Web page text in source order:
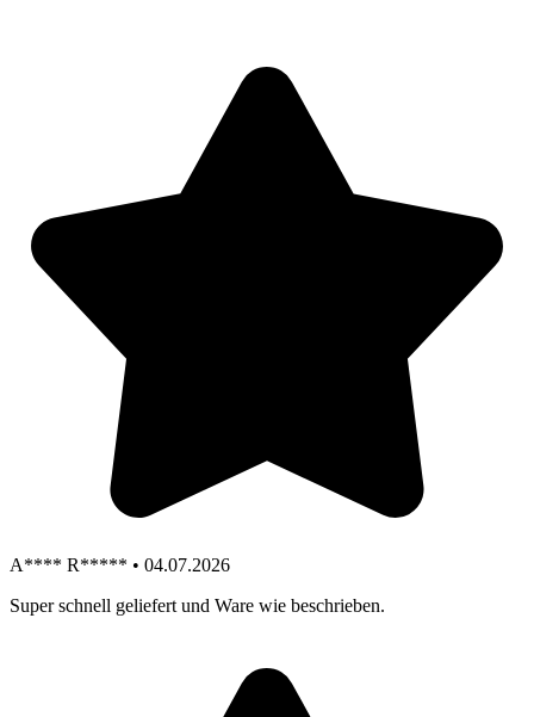
A**** R***** • 04.07.2026
Super schnell geliefert und Ware wie beschrieben.